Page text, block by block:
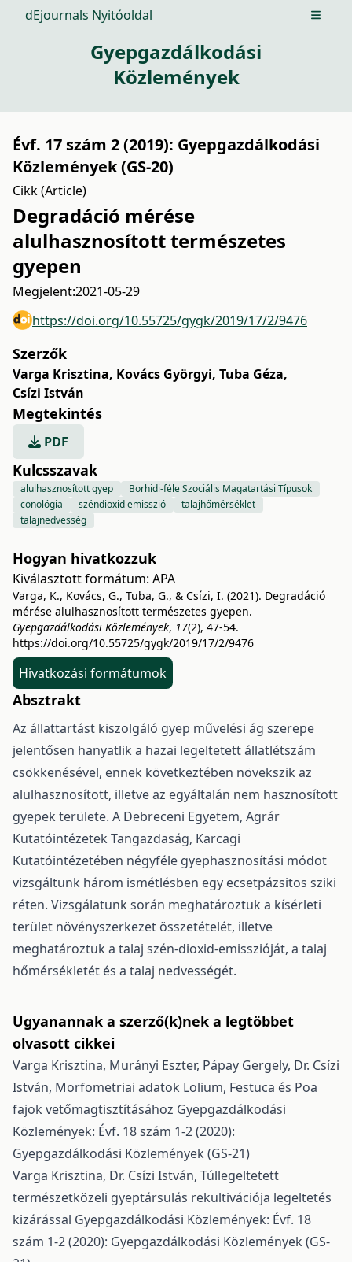
dEjournals Nyitóoldal Open
Gyepgazdálkodási
Közlemények
Évf. 17 szám 2 (2019): Gyepgazdálkodási
Közlemények (GS-20)
Cikk (Article)
Degradáció mérése
alulhasznosított természetes
gyepen
Megjelent:2021-05-29
https://doi.org/10.55725/gygk/2019/17/2/9476
Szerzők
Varga Krisztina, Kovács Györgyi, Tuba Géza,
Csízi István
Megtekintés
PDF
Kulcsszavak
alulhasznosított gyep
Borhidi-féle Szociális Magatartási Típusok
cönológia
széndioxid emisszió
talajhőmérséklet
talajnedvesség
Hogyan hivatkozzuk
Kiválasztott formátum: APA
Varga, K., Kovács, G., Tuba, G., & Csízi, I. (2021). Degradáció
mérése alulhasznosított természetes gyepen.
Gyepgazdálkodási Közlemények, 17(2), 47-54.
https://doi.org/10.55725/gygk/2019/17/2/9476
Hivatkozási formátumok
Absztrakt
Az állattartást kiszolgáló gyep művelési ág szerepe
jelentősen hanyatlik a hazai legeltetett állatlétszám
csökkenésével, ennek következtében növekszik az
alulhasznosított, illetve az egyáltalán nem hasznosított
gyepek területe. A Debreceni Egyetem, Agrár
Kutatóintézetek Tangazdaság, Karcagi
Kutatóintézetében négyféle gyephasznosítási módot
vizsgáltunk három ismétlésben egy ecsetpázsitos sziki
réten. Vizsgálatunk során meghatároztuk a kísérleti
terület növényszerkezet összetételét, illetve
meghatároztuk a talaj szén-dioxid-emisszióját, a talaj
hőmérsékletét és a talaj nedvességét.
Ugyanannak a szerző(k)nek a legtöbbet
olvasott cikkei
Varga Krisztina, Murányi Eszter, Pápay Gergely, Dr. Csízi
István, Morfometriai adatok Lolium, Festuca és Poa
fajok vetőmagtisztításához Gyepgazdálkodási
Közlemények: Évf. 18 szám 1-2 (2020):
Gyepgazdálkodási Közlemények (GS-21)
Varga Krisztina, Dr. Csízi István, Túllegeltetett
természetközeli gyeptársulás rekultivációja legeltetés
kizárással Gyepgazdálkodási Közlemények: Évf. 18
szám 1-2 (2020): Gyepgazdálkodási Közlemények (GS-